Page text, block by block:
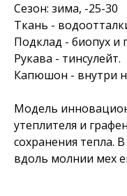
Сезон: зима, -25-30
Ткань -
Подклад - биопух и
Рукава - тинсулейт.
Капюшон - внутри
Модель
утеплителя и
сохранения тепла.
вдоль молнии мех